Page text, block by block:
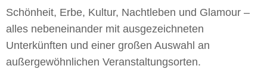
Schönheit, Erbe, Kultur, Nachtleben und Glamour –
alles nebeneinander mit ausgezeichneten
Unterkünften und einer großen Auswahl an
außergewöhnlichen Veranstaltungsorten.